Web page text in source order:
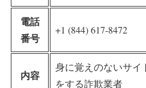
電話
番号
+1 (844) 617-8472
内容
身に覚えのないサイ
をする詐欺業者